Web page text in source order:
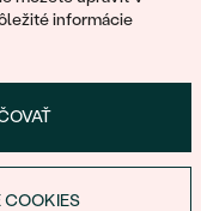
informácie
COOKIES